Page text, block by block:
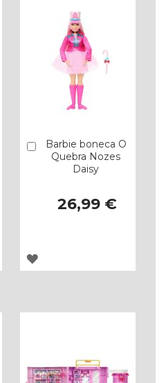
DESEJOS
Barbie boneca O
Quebra Nozes
Daisy
26,99 €
Comprar
ADICIONAR